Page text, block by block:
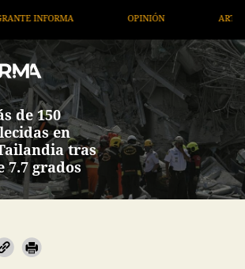
ARTÍCULOS
de 150
en
tras
7.7 grados